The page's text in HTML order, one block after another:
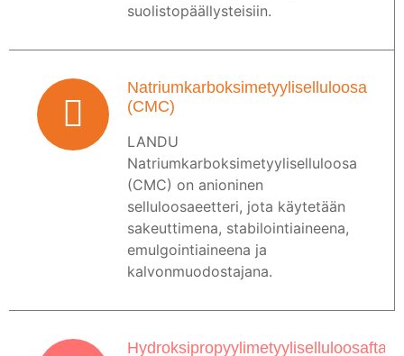
suolistopäällysteisiin.
Natriumkarboksimetyyliselluloosa
(CMC)
LANDU
Natriumkarboksimetyyliselluloosa
(CMC) on anioninen
selluloosaeetteri, jota käytetään
sakeuttimena, stabilointiaineena,
emulgointiaineena ja
kalvonmuodostajana.
Hydroksipropyylimetyyliselluloosaftaali